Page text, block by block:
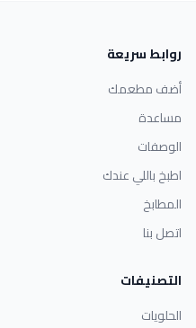
روابط سريعة
أضف مطعمك
مساعدة
الوصفات
اطبخ باللي عندك
المطابخ
اتصل بنا
التصنيفات
الحلويات